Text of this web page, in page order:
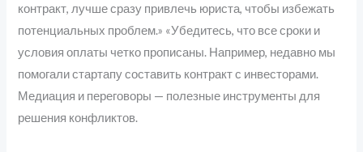
контракт, лучше сразу привлечь юриста, чтобы избежать
потенциальных проблем.» «Убедитесь, что все сроки и
условия оплаты четко прописаны. Например, недавно мы
помогали стартапу составить контракт с инвесторами.
Медиация и переговоры — полезные инструменты для
решения конфликтов.